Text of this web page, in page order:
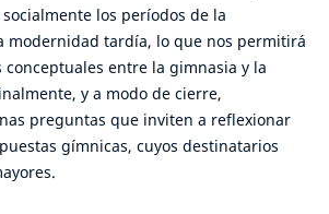
los períodos de la
modernidad tardía, lo que nos permitirá
entre la gimnasia y la
y a modo de cierre,
preguntas que inviten a reflexionar
gímnicas, cuyos destinatarios